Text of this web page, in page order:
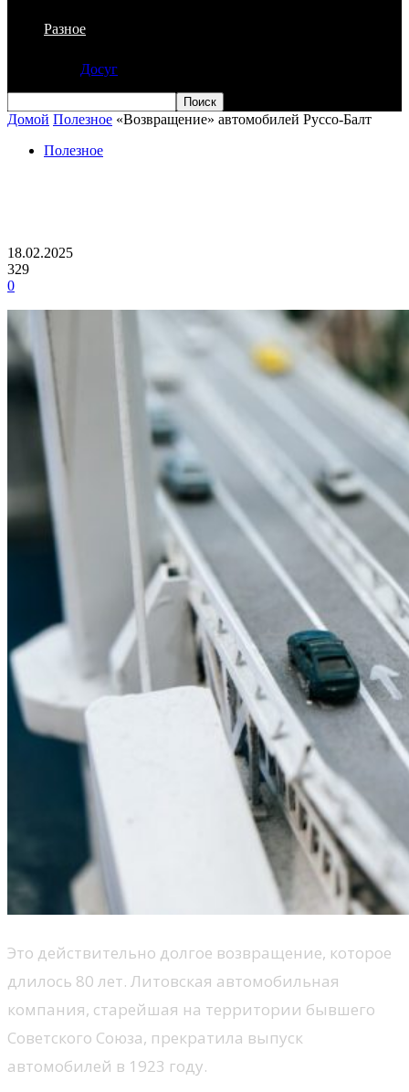
Разное
Досуг
Домой Полезное «Возвращение» автомобилей Руссо-Балт
Полезное
18.02.2025
329
0
Это действительно долгое возвращение, которое
длилось 80 лет. Литовская автомобильная
компания, старейшая на территории бывшего
Советского Союза, прекратила выпуск
автомобилей в 1923 году.